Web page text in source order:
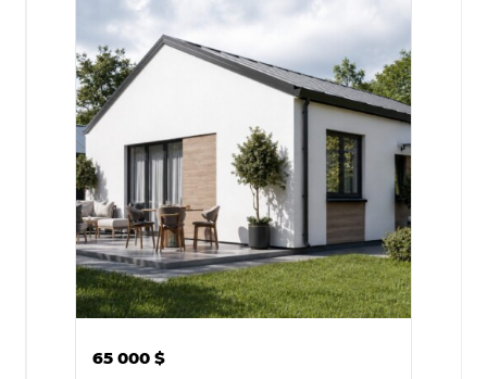
65 000$